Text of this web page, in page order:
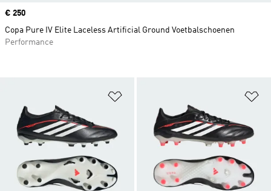
Price
€ 250
Copa Pure IV Elite Laceless Artificial Ground Voetbalschoenen
Performance